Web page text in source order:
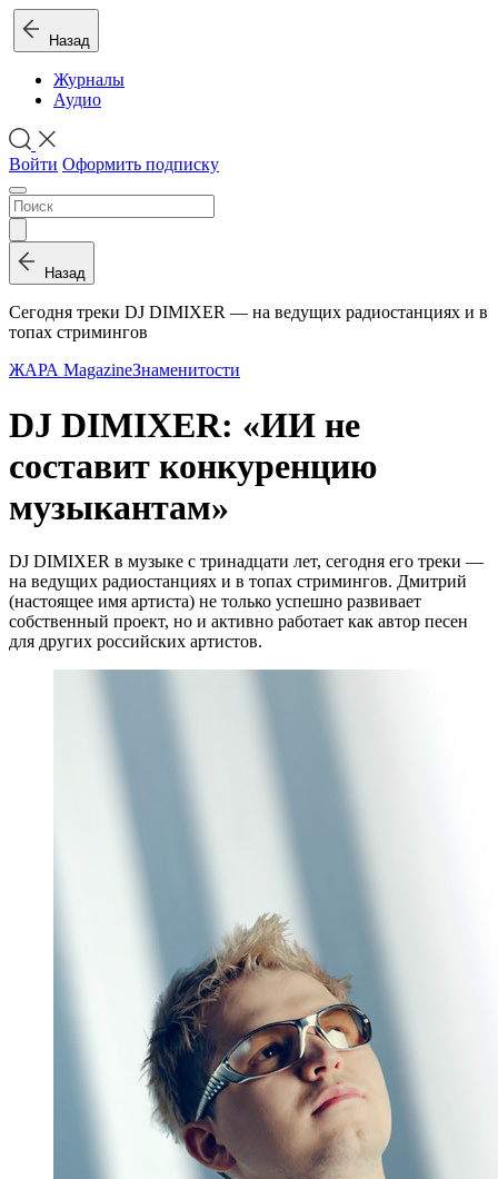
Назад
Журналы
Аудио
Войти Оформить подписку
Назад
Сегодня треки DJ DIMIXER — на ведущих радиостанциях и в
топах стримингов
ЖАРА MagazineЗнаменитости
DJ DIMIXER: «ИИ не
составит конкуренцию
музыкантам»
DJ DIMIXER в музыке с тринадцати лет, сегодня его треки —
на ведущих радиостанциях и в топах стримингов. Дмитрий
(настоящее имя артиста) не только успешно развивает
собственный проект, но и активно работает как автор песен
для других российских артистов.